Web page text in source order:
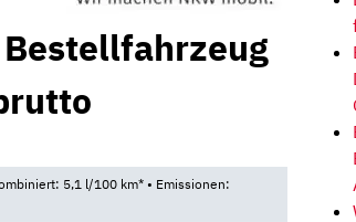
5,1 l/100 km* • Emissionen: